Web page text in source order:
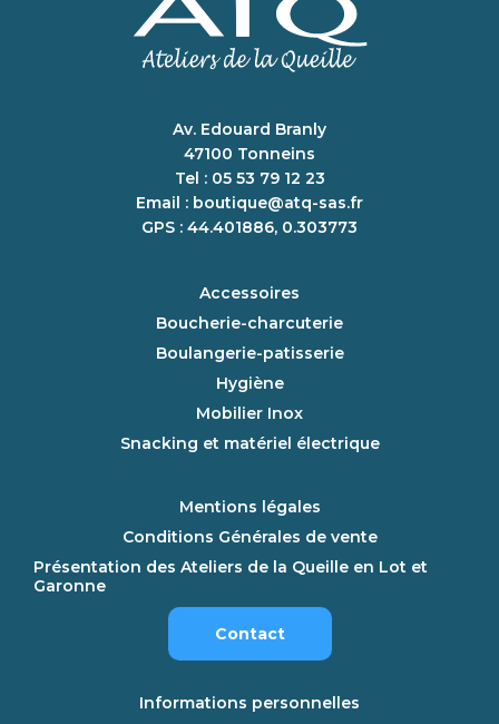
Av. Edouard Branly
47100 Tonneins
Tel : 05 53 79 12 23
Email : boutique@atq-sas.fr
GPS : 44.401886, 0.303773
Accessoires
Boucherie-charcuterie
Boulangerie-patisserie
Hygiène
Mobilier Inox
Snacking et matériel électrique
Mentions légales
Conditions Générales de vente
Présentation des Ateliers de la Queille en Lot et
Garonne
Contact
Informations personnelles